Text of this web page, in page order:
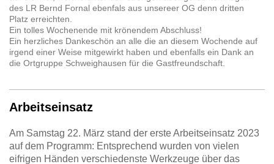
des LR Bernd Fornal ebenfals aus unsereer OG denn dritten
Platz erreichten
Ein tolles Wochenende mit krönendem Abschluss!
Ein herzliches Dankeschön an alle die an diesem Wochende auf
irgend einer Weise mitgewirkt haben und ebenfalls ein Dank an
die Ortgruppe Schweighausen für die Gastfreundschaft.
Arbeitseinsatz
Am Samstag 22. März stand der erste Arbeitseinsatz 2023
auf dem Programm: Entsprechend wurden von vielen
eifrigen Händen verschiedenste Werkzeuge über das